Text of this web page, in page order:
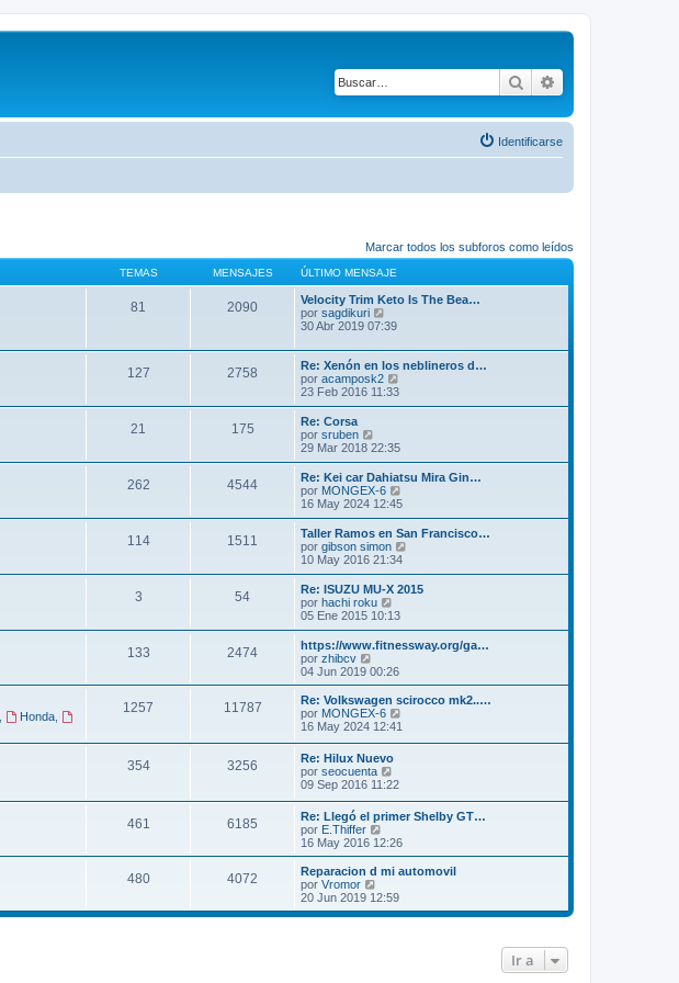
Buscar
Identificarse
Marcar todos los subforos como leídos
TEMAS MENSAJES ÚLTIMO MENSAJE
81 2090
Velocity Trim Keto Is The Bea…
por sagdikuri
e
ú
l
t
i
m
e
n
a
j
e
30 Abr 2019 07:39
127 2758
Re: Xenón en los neblineros d…
por acamposk2
r
t
o
m
e
n
s
a
j
e
23 Feb 2016 11:33
21 175
Re: Corsa
por sruben
e
r
ú
l
t
i
o
m
e
n
s
a
j
e
29 Mar 2018 22:35
262 4544
Re: Kei car Dahiatsu Mira Gin…
por MONGEX-6
e
r
ú
l
t
o
n
s
e
16 May 2024 12:45
114 1511
Taller Ramos en San Francisco…
por gibson simon
r
ú
l
o
n
s
e
10 May 2016 21:34
3 54
Re: ISUZU MU-X 2015
por hachi roku
e
r
ú
l
t
i
o
m
e
n
s
j
e
05 Ene 2015 10:13
133 2474
https://www.fitnessway.org/ga…
por zhibcv
e
r
ú
l
t
m
o
m
e
n
s
a
j
e
04 Jun 2019 00:26
Honda
1257 11787
Re: Volkswagen scirocco mk2..…
por MONGEX-6
m
o
e
n
s
e
16 May 2024 12:41
354 3256
Re: Hilux Nuevo
por seocuenta
e
l
t
i
o
e
n
09 Sep 2016 11:22
461 6185
Re: Llegó el primer Shelby GT…
por E.Thiffer
e
r
ú
t
m
16 May 2016 12:26
480 4072
Reparacion d mi automovil
por Vromor
e
r
20 Jun 2019 12:59
Ir a